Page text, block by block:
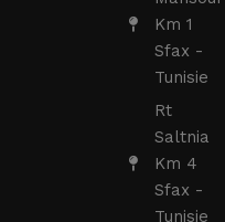
Km 1
Sfax -
Tunisie
Rt
Saltnia
Km 4
Sfax -
Tunisie